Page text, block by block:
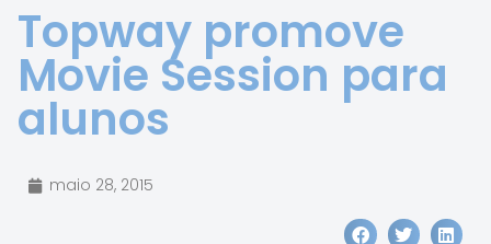
Topway promove
Movie Session para
alunos
maio 28, 2015